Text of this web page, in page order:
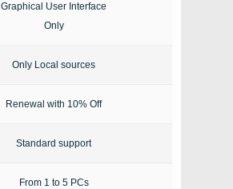
Graphical User Interface
Only
Only Local sources
Renewal with 10% Off
Standard support
From 1 to 5 PCs